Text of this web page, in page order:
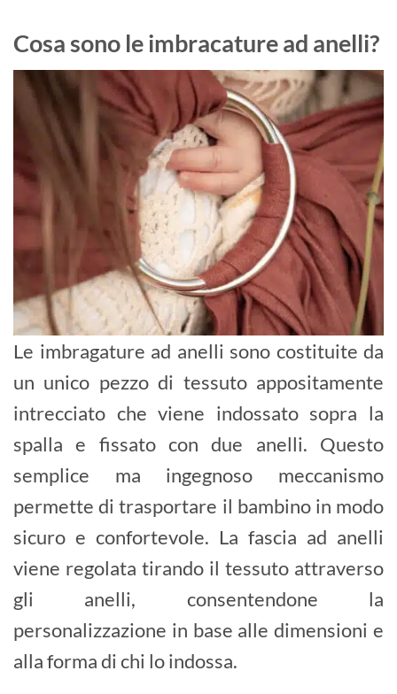
Cosa sono le imbracature ad anelli?
Le imbragature ad anelli sono costituite da
un unico pezzo di tessuto appositamente
intrecciato che viene indossato sopra la
spalla e fissato con due anelli. Questo
semplice ma ingegnoso meccanismo
permette di trasportare il bambino in modo
sicuro e confortevole. La fascia ad anelli
viene regolata tirando il tessuto attraverso
gli anelli, consentendone la
personalizzazione in base alle dimensioni e
alla forma di chi lo indossa.